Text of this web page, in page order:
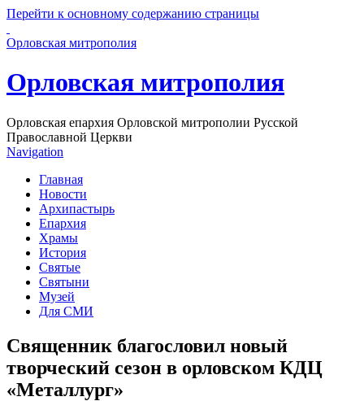
Перейти к основному содержанию страницы
Орловская митрополия
Орловская митрополия
Орловская епархия Орловской митрополии Русской
Православной Церкви
Navigation
Главная
Новости
Архипастырь
Епархия
Храмы
История
Святые
Святыни
Музей
Для СМИ
Священник благословил новый
творческий сезон в орловском КДЦ
«Металлург»